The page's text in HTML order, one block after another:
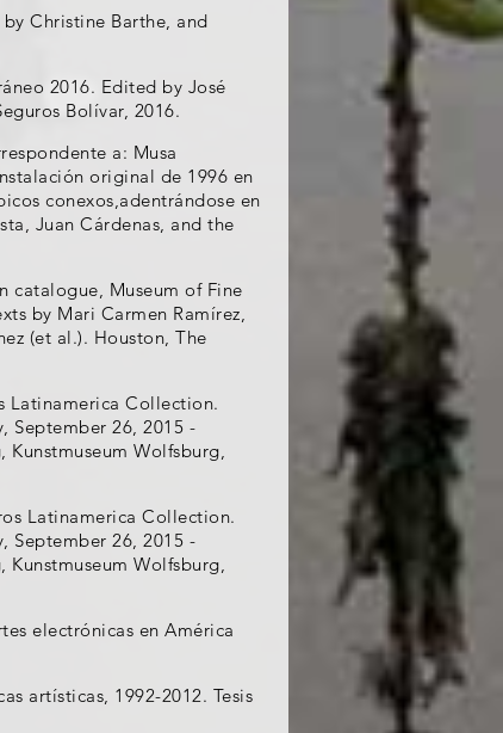
Christine Barthe, and
2016. Edited by José
Bolívar, 2016.
a: Musa
original de 1996 en
conexos,adentrándose en
Juan Cárdenas, and the
catalogue, Museum of Fine
by Mari Carmen Ramírez,
(et al.). Houston, The
Latinamerica Collection.
September 26, 2015 -
Kunstmuseum Wolfsburg,
Latinamerica Collection.
September 26, 2015 -
Kunstmuseum Wolfsburg,
electrónicas en América
artísticas, 1992-2012. Tesis